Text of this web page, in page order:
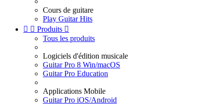
Cours de guitare
Play Guitar Hits
  Produits 
Tous les produits
Logiciels d'édition musicale
Guitar Pro 8 Win/macOS
Guitar Pro Education
Applications Mobile
Guitar Pro iOS/Android